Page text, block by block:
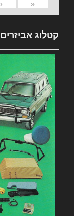
«
‹
קטלוג אביזרים 1981 Jeep